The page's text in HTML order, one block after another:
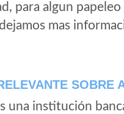
para algun
mas
SOBRE
una institución